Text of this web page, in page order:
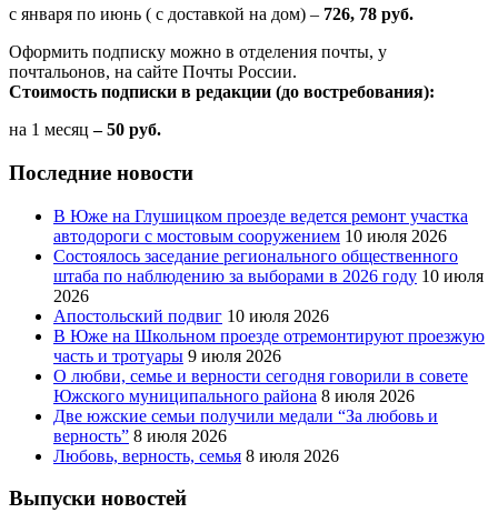
с января по июнь ( с доставкой на дом) – 726, 78 руб.
Оформить подписку можно в отделения почты, у
почтальонов, на сайте Почты России.
Стоимость подписки в редакции (до востребования):
на 1 месяц – 50 руб.
Последние новости
В Юже на Глушицком проезде ведется ремонт участка
автодороги с мостовым сооружением 10 июля 2026
Состоялось заседание регионального общественного
штаба по наблюдению за выборами в 2026 году 10 июля
2026
Апостольский подвиг 10 июля 2026
В Юже на Школьном проезде отремонтируют проезжую
часть и тротуары 9 июля 2026
О любви, семье и верности сегодня говорили в совете
Южского муниципального района 8 июля 2026
Две южские семьи получили медали “За любовь и
верность” 8 июля 2026
Любовь, верность, семья 8 июля 2026
Выпуски новостей